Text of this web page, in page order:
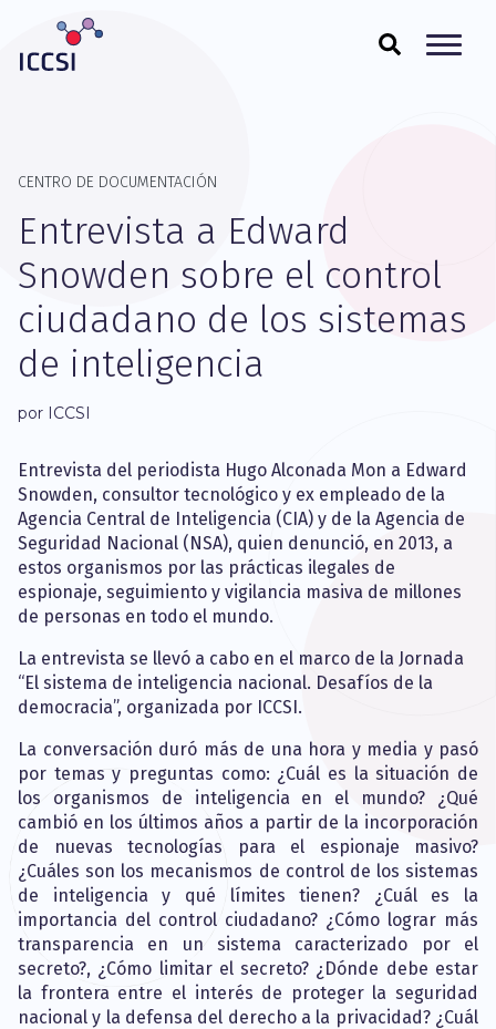
CENTRO DE DOCUMENTACIÓN
Entrevista a Edward
Snowden sobre el control
ciudadano de los sistemas
de inteligencia
por ICCSI
Entrevista del periodista Hugo Alconada Mon a Edward
Snowden, consultor tecnológico y ex empleado de la
Agencia Central de Inteligencia (CIA) y de la Agencia de
Seguridad Nacional (NSA), quien denunció, en 2013, a
estos organismos por las prácticas ilegales de
espionaje, seguimiento y vigilancia masiva de millones
de personas en todo el mundo.
La entrevista se llevó a cabo en el marco de la Jornada
“El sistema de inteligencia nacional. Desafíos de la
democracia”, organizada por ICCSI.
La conversación duró más de una hora y media y pasó
por temas y preguntas como: ¿Cuál es la situación de
los organismos de inteligencia en el mundo? ¿Qué
cambió en los últimos años a partir de la incorporación
de nuevas tecnologías para el espionaje masivo?
¿Cuáles son los mecanismos de control de los sistemas
de inteligencia y qué límites tienen? ¿Cuál es la
importancia del control ciudadano? ¿Cómo lograr más
transparencia en un sistema caracterizado por el
secreto?, ¿Cómo limitar el secreto? ¿Dónde debe estar
la frontera entre el interés de proteger la seguridad
nacional y la defensa del derecho a la privacidad? ¿Cuál